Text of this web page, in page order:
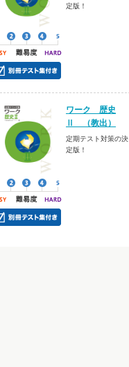
定版！
ワーク 歴史
Ⅱ （教出）
定期テスト対策の決
定版！